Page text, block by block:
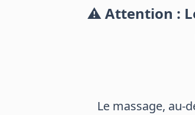
⚠Attention :
Le massage, au-